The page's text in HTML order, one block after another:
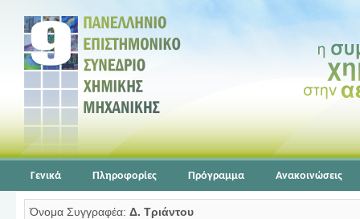
Γενικά Πληροφορίες Πρόγραμμα Ανακοινώσεις
Όνομα Συγγραφέα: Δ. Τριάντου